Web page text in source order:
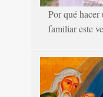
Por qué
familiar este